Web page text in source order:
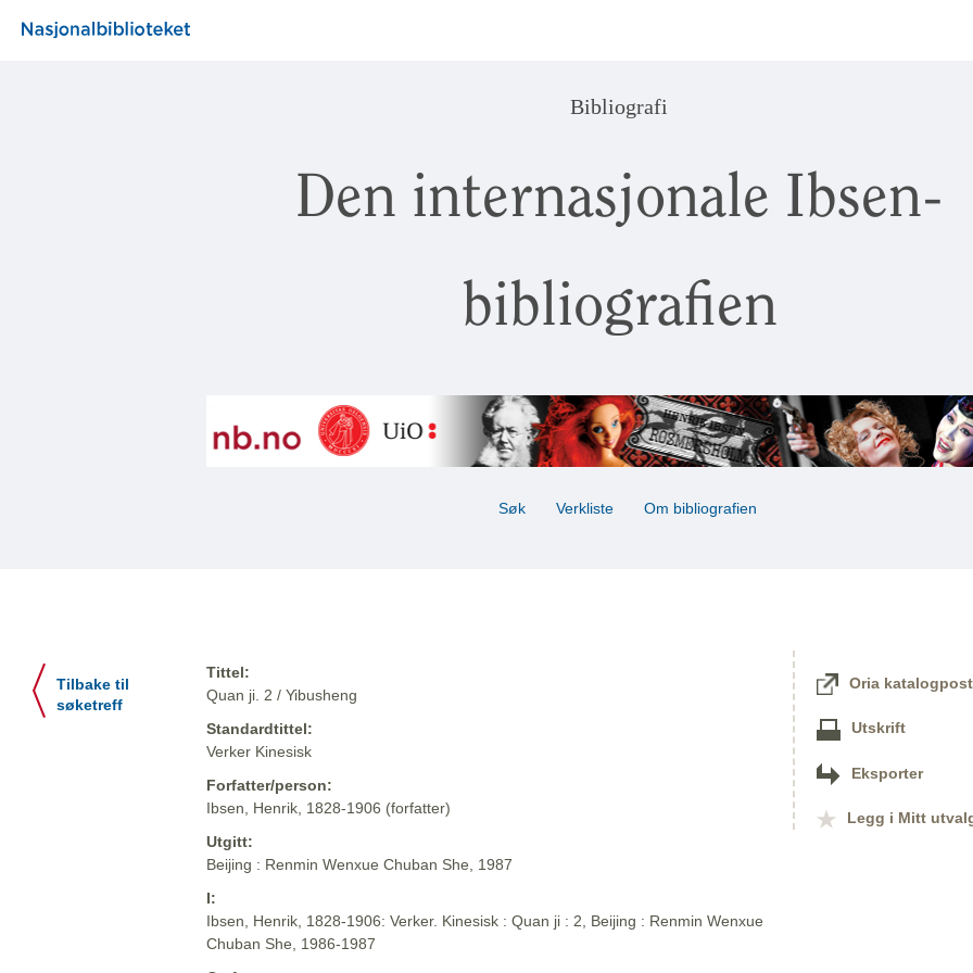
Bibliografi
Den internasjonale Ibsen-
bibliografien
Søk Verkliste Om bibliografien
Tilbake til
søketreff
Tittel:
Quan ji. 2 / Yibusheng
Standardtittel:
Verker Kinesisk
Forfatter/person:
Ibsen, Henrik, 1828-1906 (forfatter)
Utgitt:
Beijing : Renmin Wenxue Chuban She, 1987
I:
Ibsen, Henrik, 1828-1906: Verker. Kinesisk : Quan ji : 2, Beijing : Renmin Wenxue
Chuban She, 1986-1987
Oria katalogpost
Utskrift
Eksporter
Legg i Mitt